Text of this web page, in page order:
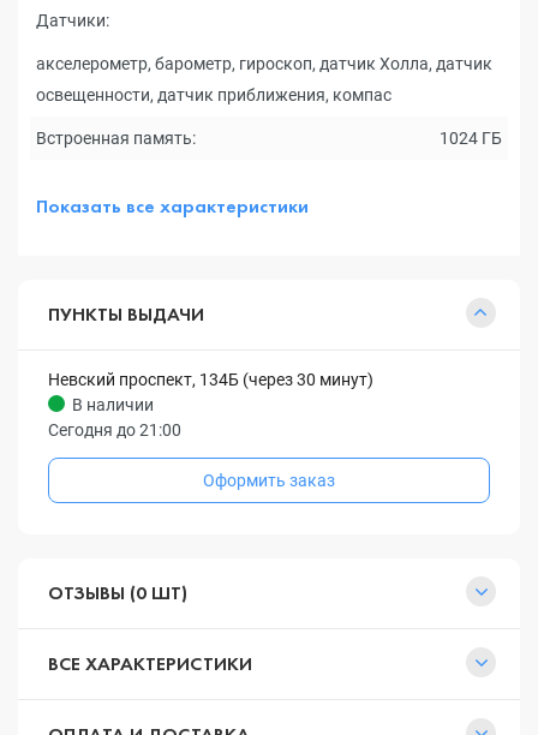
Датчики:
акселерометр, барометр, гироскоп, датчик Холла, датчик
освещенности, датчик приближения, компас
Встроенная память: 1024 ГБ
Показать все характеристики
ПУНКТЫ ВЫДАЧИ
Невский проспект, 134Б (через 30 минут)
В наличии
Сегодня до 21:00
Оформить заказ
ОТЗЫВЫ (0 ШТ)
ВСЕ ХАРАКТЕРИСТИКИ